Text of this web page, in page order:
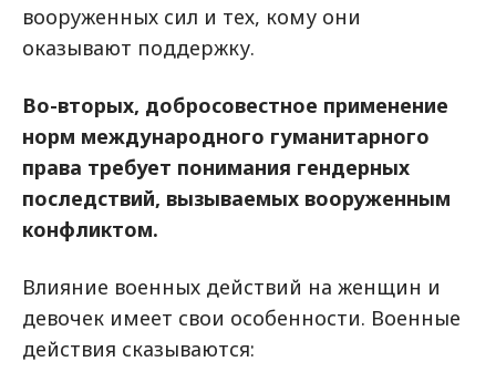
вооруженных сил и тех, кому они
оказывают поддержку.
Во-вторых, добросовестное применение
норм международного гуманитарного
права требует понимания гендерных
последствий, вызываемых вооруженным
конфликтом.
Влияние военных действий на женщин и
девочек имеет свои особенности. Военные
действия сказываются: